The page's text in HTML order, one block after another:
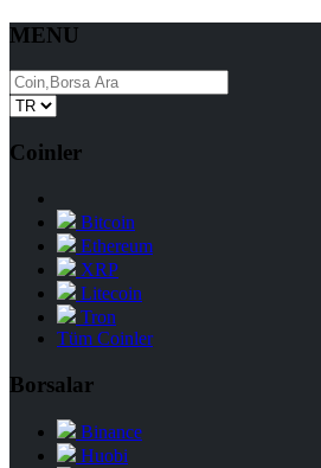
MENU
Coinler
Bitcoin
Ethereum
XRP
Litecoin
Tron
Tüm Coinler
Borsalar
Binance
Huobi